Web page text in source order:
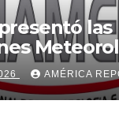
las
24
9
AMÉRICA